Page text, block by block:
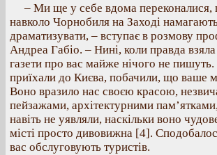
– Ми ще у себе вдома переконалися,
навколо Чорнобиля на Заході
драматизувати, – вступає в розмову
Андреа Габіо. – Нині, коли правда
газети про вас майже нічого не
приїхали до Києва, побачили, що ваше
Воно вразило нас своєю красою,
пейзажами, архітектурними
навіть не уявляли, наскільки воно
місті просто дивовижна [4].
вас обслуговують туристів.